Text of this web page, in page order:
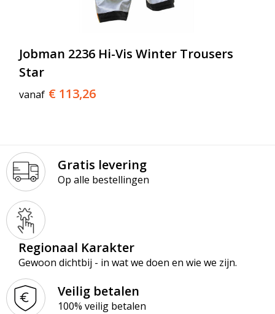
Jobman 2236 Hi-Vis Winter Trousers
Star
vanaf € 113,26
Gratis levering
Op alle bestellingen
Regionaal Karakter
Gewoon dichtbij - in wat we doen en wie we zijn.
Veilig betalen
100% veilig betalen